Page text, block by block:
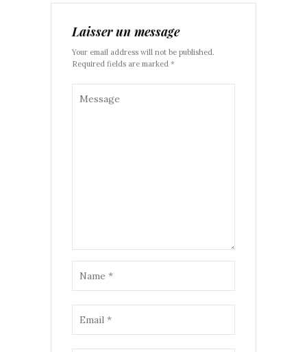
Laisser un message
Your email address will not be published.
Required fields are marked *